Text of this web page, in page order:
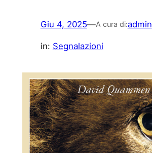
Giu 4, 2025—A cura di:admin
in: Segnalazioni